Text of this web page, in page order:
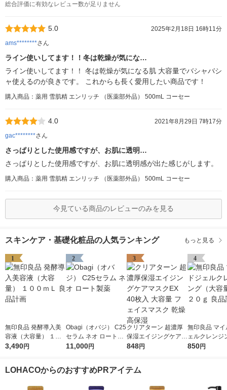
総合評価に有効なレビュー数が足りません
5.0
2025年2月18日 16時11分
ams********さん
ライン使いしてます！！冬は乾燥が気にな…
ライン使いしてます！！ 冬は乾燥が気になる肌 大容量でバシャバシ
ャ使えるのが良きです。 これからも長く愛用したい商品です！
購入商品：薬用 雪肌精 エンリッチ （医薬部外品） 500mL コーセー
4.0
2021年8月29日 7時17分
gac********さん
さっぱりとした使用感ですが、お肌に透明…
さっぱりとした使用感ですが、お肌に透明感が出た感じがします。
購入商品：薬用 雪肌精 エンリッチ （医薬部外品） 500mL コーセー
今見ている商品のレビューのみを見る
スキンケア・基礎化粧品の人気ランキング もっと見る
1
無印良品 発酵導入美
容液（大容量） １０
０ｍＬ 良品計画
3,490円
2
Obagi（オバジ） C25
セラム ネオ ロート製
薬
11,000円
3
クリアターン 超濃厚
保湿エイジングケアマ
スクEX 40枚入 大容量
848円
4
無印良品 マイ
ェルクレンジ
容量） ２２０
850円
LOHACOからのおすすめPRアイテム